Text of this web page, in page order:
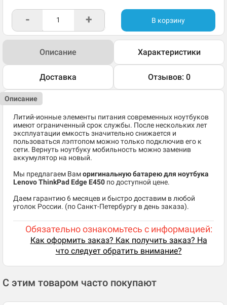
- + В корзину
Описание Характеристики
Доставка Отзывов: 0
Описание
Литий-ионные элементы питания современных ноутбуков
имеют ограниченный срок службы. После нескольких лет
эксплуатации емкость значительно снижается и
пользоваться лэптопом можно только подключив его к
сети. Вернуть ноутбуку мобильность можно заменив
аккумулятор на новый.
Мы предлагаем Ваморигинальную батарею для ноутбука
Lenovo ThinkPad Edge E450 по доступной цене.
Даем гарантию 6 месяцев и быстро доставим в любой
уголок России. (по Санкт-Петербургу в день заказа).
Обязательно ознакомьтесь с информацией:
Как оформить заказ? Как получить заказ? На
что следует обратить внимание?
С этим товаром часто покупают